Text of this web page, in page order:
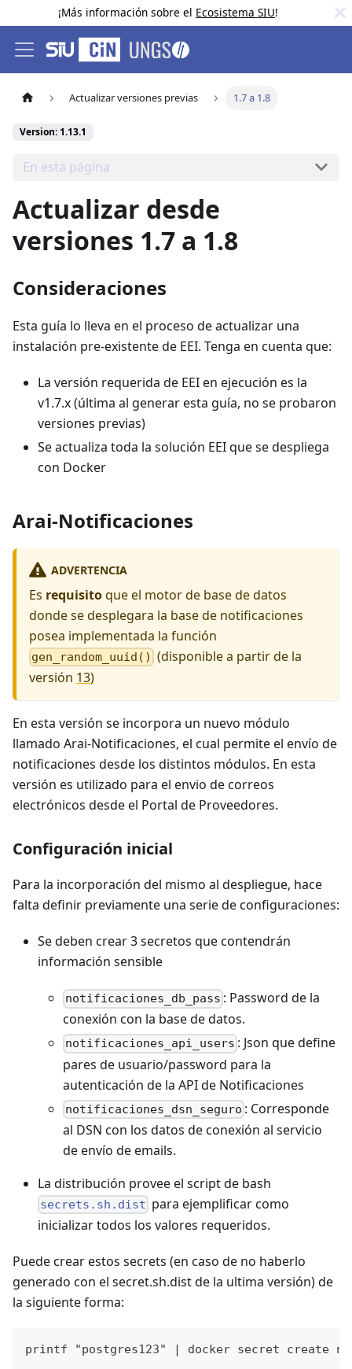
¡Más información sobre el Ecosistema SIU!
Actualizar versiones previas 1.7 a 1.8
Version: 1.13.1
En esta página
Actualizar desde
versiones 1.7 a 1.8
Consideraciones
Esta guía lo lleva en el proceso de actualizar una
instalación pre-existente de EEI. Tenga en cuenta que:
La versión requerida de EEI en ejecución es la
v1.7.x (última al generar esta guía, no se probaron
versiones previas)
Se actualiza toda la solución EEI que se despliega
con Docker
Arai-Notificaciones
ADVERTENCIA
Es requisitoque el motor de base de datos
donde se desplegara la base de notificaciones
posea implementada la función
gen_random_uuid() (disponible a partir de la
versión 13)
En esta versión se incorpora un nuevo módulo
llamado Arai-Notificaciones, el cual permite el envío de
notificaciones desde los distintos módulos. En esta
versión es utilizado para el envio de correos
electrónicos desde el Portal de Proveedores.
Configuración inicial
Para la incorporación del mismo al despliegue, hace
falta definir previamente una serie de configuraciones:
Se deben crear 3 secretos que contendrán
información sensible
notificaciones_db_pass : Password de la
conexión con la base de datos.
notificaciones_api_users : Json que define
pares de usuario/password para la
autenticación de la API de Notificaciones
notificaciones_dsn_seguro : Corresponde
al DSN con los datos de conexión al servicio
de envío de emails.
La distribución provee el script de bash
secrets.sh.dist para ejemplificar como
inicializar todos los valores requeridos.
Puede crear estos secrets (en caso de no haberlo
generado con el secret.sh.dist de la ultima versión) de
la siguiente forma:
printf "postgres123" | docker secret create